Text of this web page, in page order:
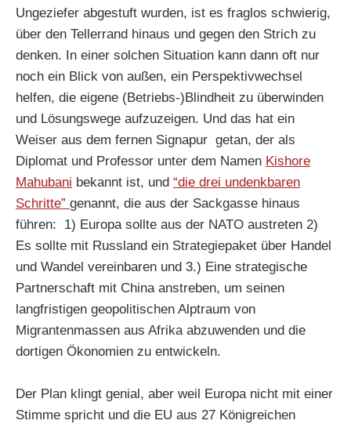
Ungeziefer abgestuft wurden, ist es fraglos schwierig,
über den Tellerrand hinaus und gegen den Strich zu
denken. In einer solchen Situation kann dann oft nur
noch ein Blick von außen, ein Perspektivwechsel
helfen, die eigene (Betriebs-)Blindheit zu überwinden
und Lösungswege aufzuzeigen. Und das hat ein
Weiser aus dem fernen Signapur getan, der als
Diplomat und Professor unter dem Namen Kishore
Mahubani bekannt ist, und “die drei undenkbaren
Schritte” genannt, die aus der Sackgasse hinaus
führen: 1) Europa sollte aus der NATO austreten 2)
Es sollte mit Russland ein Strategiepaket über Handel
und Wandel vereinbaren und 3.) Eine strategische
Partnerschaft mit China anstreben, um seinen
langfristigen geopolitischen Alptraum von
Migrantenmassen aus Afrika abzuwenden und die
dortigen Ökonomien zu entwickeln.
Der Plan klingt genial, aber weil Europa nicht mit einer
Stimme spricht und die EU aus 27 Königreichen